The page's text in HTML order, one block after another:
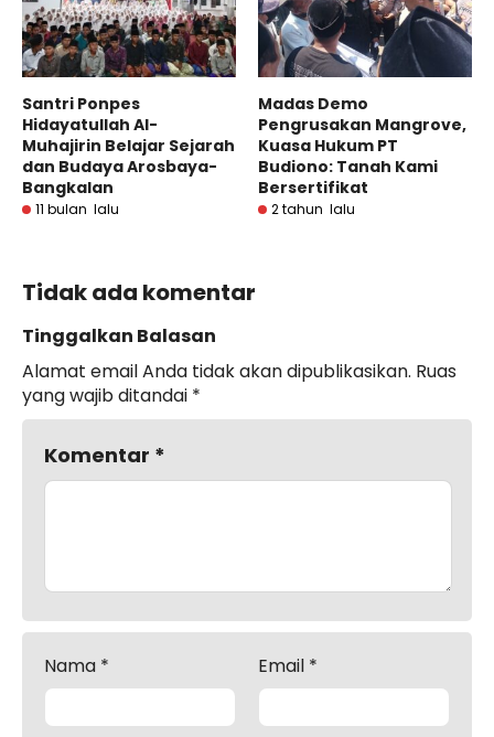
Santri Ponpes
Hidayatullah Al-
Muhajirin Belajar Sejarah
dan Budaya Arosbaya-
Bangkalan
11 bulan lalu
Madas Demo
Pengrusakan Mangrove,
Kuasa Hukum PT
Budiono: Tanah Kami
Bersertifikat
2 tahun lalu
Tidak ada komentar
Tinggalkan Balasan
Alamat email Anda tidak akan dipublikasikan. Ruas
yang wajib ditandai *
Komentar *
Nama * Email *